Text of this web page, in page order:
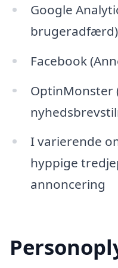
Google
brugeradfærd)
Facebook
OptinMonster
I varierende
hyppige
annoncering